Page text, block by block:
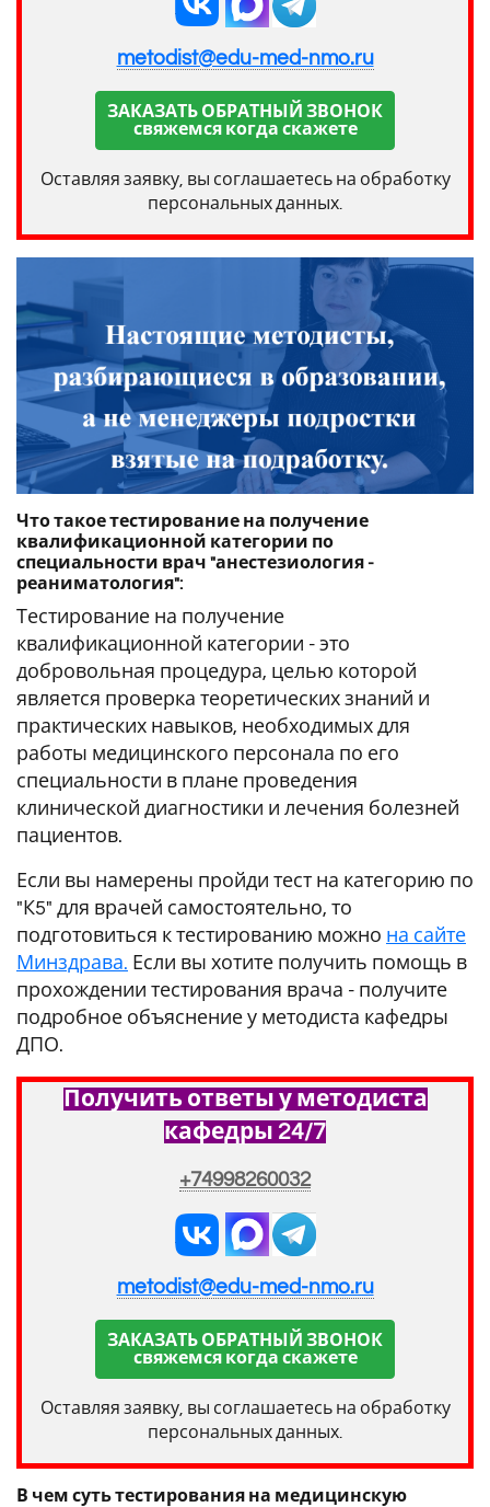
metodist@edu-med-nmo.ru
ЗАКАЗАТЬ ОБРАТНЫЙ ЗВОНОК
свяжемся когда скажете
Оставляя заявку, вы соглашаетесь на обработку
персональных данных.
Что такое тестирование на получение
квалификационной категории по
специальности врач "анестезиология -
реаниматология":
Тестирование на получение
квалификационной категории - это
добровольная процедура, целью которой
является проверка теоретических знаний и
практических навыков, необходимых для
работы медицинского персонала по его
специальности в плане проведения
клинической диагностики и лечения болезней
пациентов.
Если вы намерены пройди тест на категорию по
"К5" для врачей самостоятельно, то
подготовиться к тестированию можно на сайте
Минздрава. Если вы хотите получить помощь в
прохождении тестирования врача - получите
подробное объяснение у методиста кафедры
ДПО.
Получить ответы у методиста
кафедры 24/7
+74998260032
metodist@edu-med-nmo.ru
ЗАКАЗАТЬ ОБРАТНЫЙ ЗВОНОК
свяжемся когда скажете
Оставляя заявку, вы соглашаетесь на обработку
персональных данных.
В чем суть тестирования на медицинскую